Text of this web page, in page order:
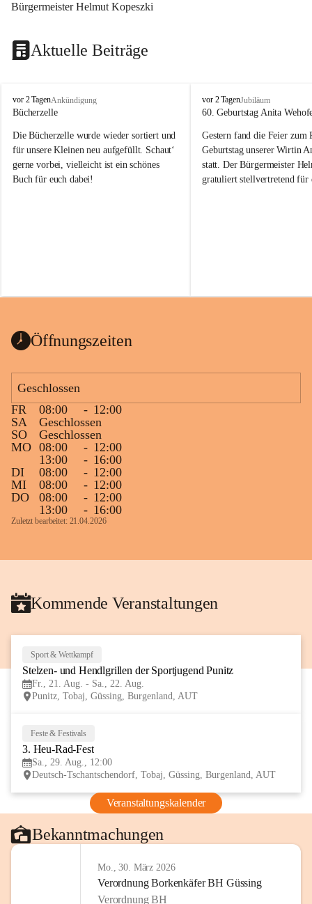
Bürgermeister Helmut Kopeszki
Aktuelle Beiträge
T
o
a
j
vor 2 TagenAnkündigung
Bücherzelle
Die Bücherzelle wurde wieder sortiert und
für unsere Kleinen neu aufgefüllt. Schaut‘
gerne vorbei, vielleicht ist ein schönes
Buch für euch dabei!
Wanduhr (!) benutzt und musste
Das Gemeindeamt freut sich sehr über die
Spende >lesenswerter< Bücher und
vorsortiert in die Bücherzelle eingeräumt
werden können.
Gleichzeitig möchten wir uns bei all Jenen
sehr herzlich bedanken, die bereits viele
tolle Bücher spendiert haben.
T
o
a
j
vor 2 TagenJubiläum
60. Geburtstag Anita
Gestern fand die Feier zum
Geburtstag unserer Wirtin
statt. Der Bürgermeister
gratuliert stellvertretend für
Gesundheit, Gelassenheit
Öffnungszeiten
Geschlossen
FR
08:00 - 12:00
SA
Geschlossen
SO
Geschlossen
MO 08:00 - 12:00
13:00
- 16:00
DI
08:00 - 12:00
MI
08:00 - 12:00
DO
08:00 - 12:00
13:00
- 16:00
Zuletzt bearbeitet: 21.04.2026
Kommende Veranstaltungen
Sport & Wettkampf
Stelzen- und Hendlgrillen der Sportjugend Punitz
Fr., 21. Aug. - Sa., 22. Aug.
Punitz, Tobaj, Güssing, Burgenland, AUT
Feste & Festivals
3. Heu-Rad-Fest
Sa., 29. Aug., 12:00
Deutsch-Tschantschendorf, Tobaj, Güssing, Burgenland, AUT
Veranstaltungskalender
Bekanntmachungen
Mo., 30. März 2026
Verordnung Borkenkäfer BH Güssing
Verordnung BH